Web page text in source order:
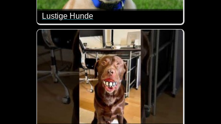
Lustige Hunde
Diese witzigen Szenen mit Hunden bringen dich